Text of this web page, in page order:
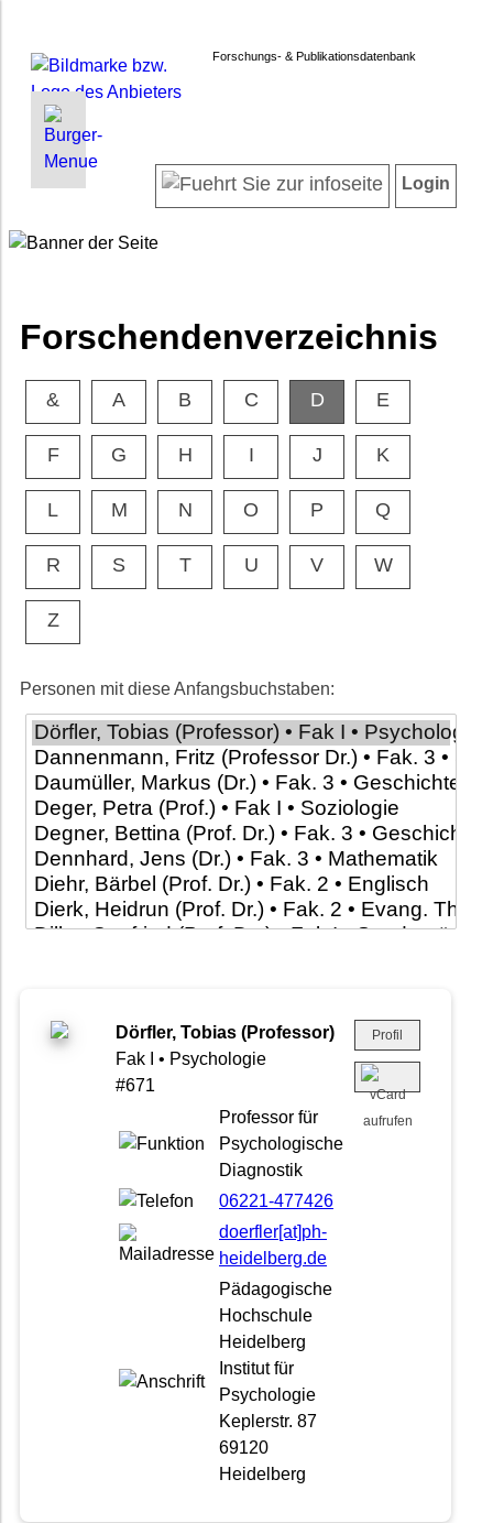
Forschungs- & Publikationsdatenbank
INFORMATIONEN | SUCHEN
Forschendenverzeichnis
FAQ
Newsletter
Barrierefreiheit
LOGIN
Login
Forschendenverzeichnis
& A B C D E
F G H I J K
L M N O P Q
R S T U V W
Z
Personen mit diese Anfangsbuchstaben:
Dörfler, Tobias (Professor)
Fak I • Psychologie
#671
Professor für
Psychologische
Diagnostik
06221-477426
doerfler[at]ph-
heidelberg.de
Pädagogische
Hochschule
Heidelberg
Institut für
Psychologie
Keplerstr. 87
69120
Heidelberg
Profil